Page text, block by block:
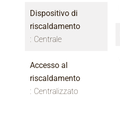
Dispositivo di
riscaldamento
Centrale
Accesso al
riscaldamento
Centralizzato